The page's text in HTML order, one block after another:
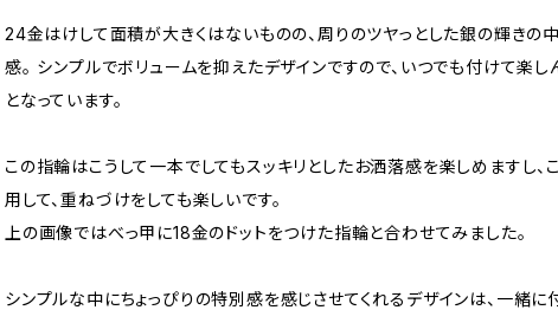
24金はけして面積が大きくはないものの、周りのツヤっとした銀の輝きの
感。 シンプルでボリュームを抑えたデザインですので、いつでも付けて楽
となっています。
この指輪はこうして一本でしてもスッキリとしたお洒落感を楽しめますし、
用して、重ねづけをしても楽しいです。
上の画像ではべっ甲に18金のドットをつけた指輪と合わせてみました。
シンプルな中にちょっぴりの特別感を感じさせてくれるデザインは、一緒